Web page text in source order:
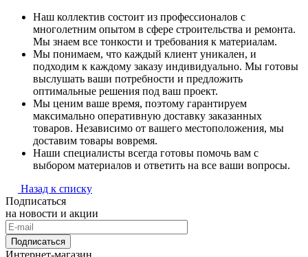
Наш коллектив состоит из профессионалов с
многолетним опытом в сфере строительства и ремонта.
Мы знаем все тонкости и требования к материалам.
Мы понимаем, что каждый клиент уникален, и
подходим к каждому заказу индивидуально. Мы готовы
выслушать ваши потребности и предложить
оптимальные решения под ваш проект.
Мы ценим ваше время, поэтому гарантируем
максимально оперативную доставку заказанных
товаров. Независимо от вашего местоположения, мы
доставим товары вовремя.
Наши специалисты всегда готовы помочь вам с
выбором материалов и ответить на все ваши вопросы.
Назад к списку
Подписаться
на новости и акции
Подписаться
Интернет-магазин